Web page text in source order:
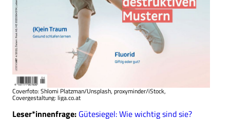
Coverfoto: Shlomi Platzman/Unsplash, proxyminder/iStock,
Covergestaltung: liga.co.at
Leser*innenfrage: Gütesiegel: Wie wichtig sind sie?